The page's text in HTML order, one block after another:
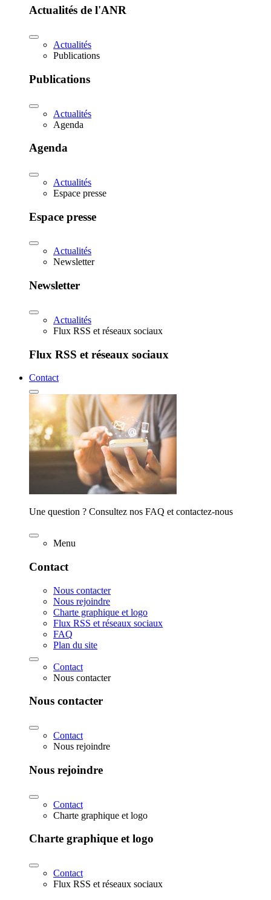
Actualités de l'ANR
Actualités
Publications
Publications
Actualités
Agenda
Agenda
Actualités
Espace presse
Espace presse
Actualités
Newsletter
Newsletter
Actualités
Flux RSS et réseaux sociaux
Flux RSS et réseaux sociaux
Contact
Une question ? Consultez nos FAQ et contactez-nous
Menu
Contact
Nous contacter
Nous rejoindre
Charte graphique et logo
Flux RSS et réseaux sociaux
FAQ
Plan du site
Contact
Nous contacter
Nous contacter
Contact
Nous rejoindre
Nous rejoindre
Contact
Charte graphique et logo
Charte graphique et logo
Contact
Flux RSS et réseaux sociaux